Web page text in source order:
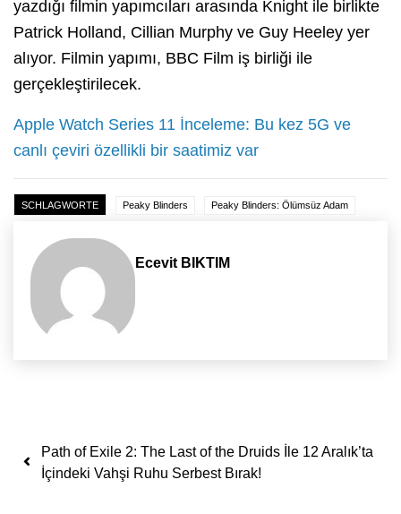
yazdığı filmin yapımcıları arasında Knight ile birlikte
Patrick Holland, Cillian Murphy ve Guy Heeley yer
alıyor. Filmin yapımı, BBC Film iş birliği ile
gerçekleştirilecek.
Apple Watch Series 11 İnceleme: Bu kez 5G ve
canlı çeviri özellikli bir saatimiz var
SCHLAGWORTE Peaky Blinders Peaky Blinders: Ölümsüz Adam
Ecevit BIKTIM
Yazı dolaşımı
Path of Exile 2: The Last of the Druids İle 12 Aralık’ta
İçindeki Vahşi Ruhu Serbest Bırak!